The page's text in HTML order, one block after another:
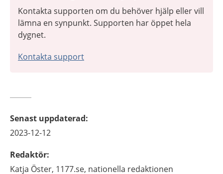
Kontakta supporten om du behöver hjälp eller vill
lämna en synpunkt. Supporten har öppet hela
dygnet.
Kontakta support
Senast uppdaterad:
2023-12-12
Redaktör:
Katja Öster, 1177.se, nationella redaktionen